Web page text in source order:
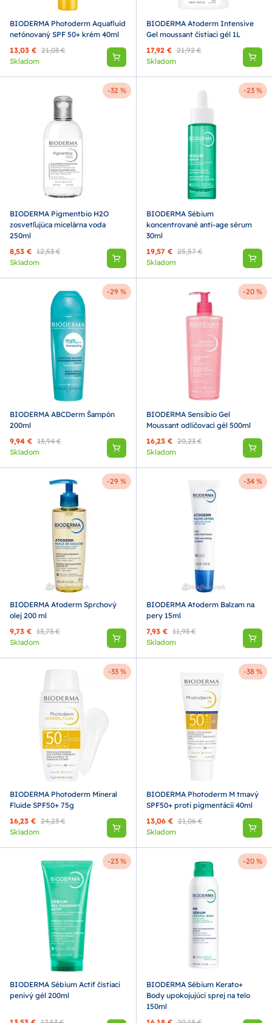
BIODERMA Photoderm Aquafluid
netónovaný SPF 50+ krém 40ml
13,03 € 21,03 €
Skladom
BIODERMA Atoderm Intensive
Gel moussant čistiaci gél 1L
17,92 € 21,92 €
Skladom
-32 %
BIODERMA Pigmentbio H2O
zosvetľujúca micelárna voda
250ml
8,53 € 12,53 €
Skladom
-23 %
BIODERMA Sébium
koncentrované anti-age sérum
30ml
19,57 € 25,57 €
Skladom
-29 %
BIODERMA ABCDerm Šampón
200ml
9,94 € 13,94 €
Skladom
-20 %
BIODERMA Sensibio Gel
Moussant odličovací gél 500ml
16,23 € 20,23 €
Skladom
-29 %
BIODERMA Atoderm Sprchový
olej 200 ml
9,73 € 13,73 €
Skladom
-34 %
BIODERMA Atoderm Balzam na
pery 15ml
7,93 € 11,93 €
Skladom
-33 %
BIODERMA Photoderm Mineral
Fluide SPF50+ 75g
16,23 € 24,23 €
Skladom
-38 %
BIODERMA Photoderm M tmavý
SPF50+ proti pigmentácii 40ml
13,06 € 21,06 €
Skladom
-23 %
BIODERMA Sébium Actif čistiaci
penivý gél 200ml
-20 %
BIODERMA Sébium Kerato+
Body upokojujúci sprej na telo
150ml